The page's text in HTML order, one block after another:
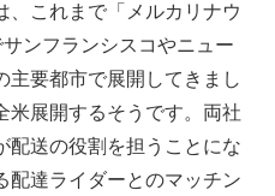
、これまで「メルカリナウ
ンフランシスコやニュー
主要都市で展開してきまし
米展開するそうです。両社
配送の役割を担うことにな
配達ライダーとのマッチン